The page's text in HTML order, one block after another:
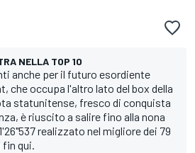
NELLA TOP 10
anche per il futuro esordiente
che occupa l'altro lato del box della
statunitense, fresco di conquista
è riuscito a salire fino alla nona
realizzato nel migliore dei 79
qui.